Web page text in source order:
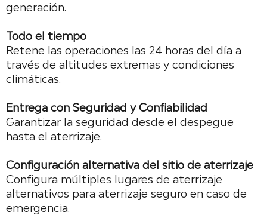
generación.
Todo el tiempo
Retene las operaciones las 24 horas del día a
través de altitudes extremas y condiciones
climáticas.
Entrega con Seguridad y Confiabilidad
Garantizar la seguridad desde el despegue
hasta el aterrizaje.
Configuración alternativa del sitio de aterrizaje
Configura múltiples lugares de aterrizaje
alternativos para aterrizaje seguro en caso de
emergencia.